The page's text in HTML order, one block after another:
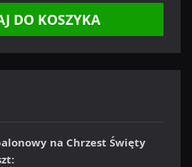
DO KOSZYKA
na Chrzest Święty